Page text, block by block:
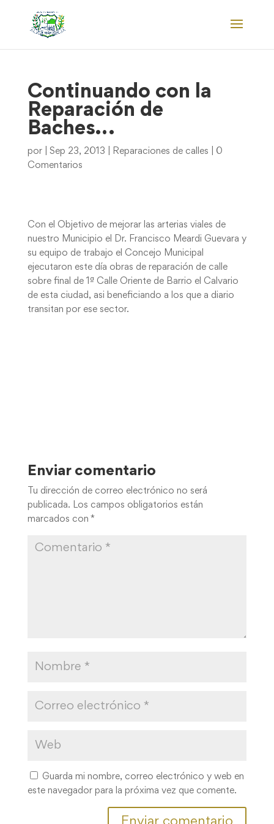
Continuando con la
Reparación de
Baches…
por Sep 23, 2013 Reparaciones de calles
0
Comentarios
Con el Objetivo de mejorar las arterias viales de
nuestro Municipio el Dr. Francisco Meardi Guevara y
su equipo de trabajo el Concejo Municipal
ejecutaron este día obras de reparación de calle
sobre final de 1ª Calle Oriente de Barrio el Calvario
de esta ciudad, asi beneficiando a los que a diario
transitan por ese sector.
Enviar comentario
Tu dirección de correo electrónico no será
publicada. Los campos obligatorios están
marcados con *
Guarda mi nombre, correo electrónico y web en
este navegador para la próxima vez que comente.